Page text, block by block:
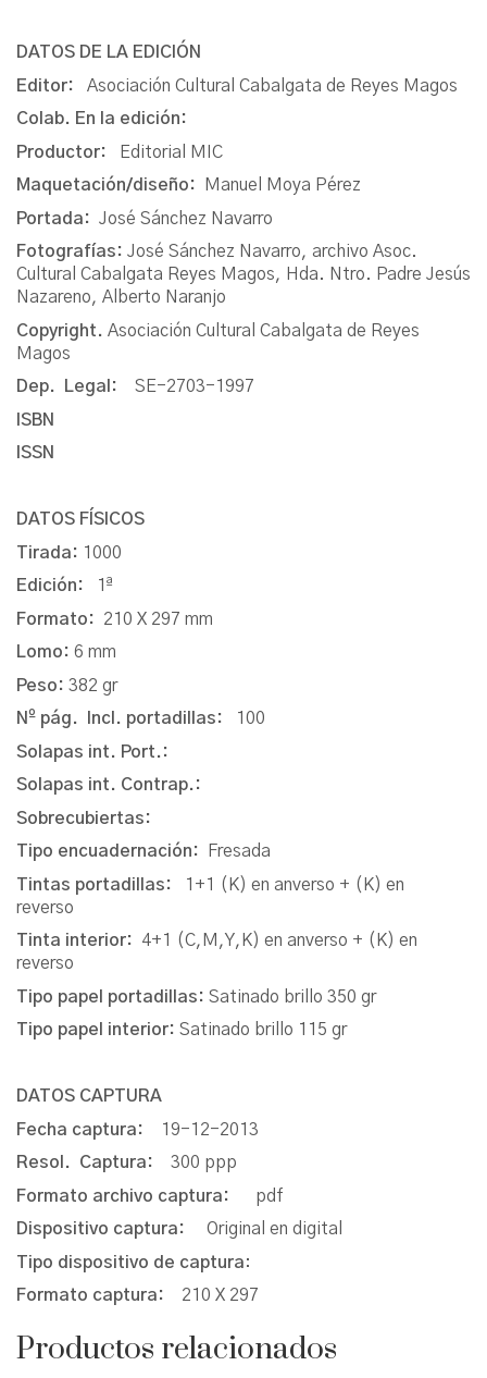
DATOS DE LA EDICIÓN
Editor: Asociación Cultural Cabalgata de Reyes Magos
Colab. En la edición:
Productor:
Editorial MIC
Maquetación/diseño:
Manuel Moya Pérez
Portada: José Sánchez Navarro
Fotografías: José Sánchez Navarro, archivo Asoc.
Cultural Cabalgata Reyes Magos, Hda. Ntro. Padre Jesús
Nazareno, Alberto Naranjo
Copyright. Asociación Cultural Cabalgata de Reyes
Magos
Dep. Legal: SE-2703-1997
ISBN
ISSN
DATOS FÍSICOS
Tirada: 1000
Edición:
1ª
Formato: 210 X 297 mm
Lomo: 6 mm
Peso: 382 gr
Nº pág. Incl. portadillas:
100
Solapas int. Port.:
Solapas int. Contrap.:
Sobrecubiertas:
Tipo encuadernación:
Fresada
Tintas portadillas:
1+1 (K) en anverso + (K) en
reverso
Tinta interior: 4+1 (C,M,Y,K) en anverso + (K) en
reverso
Tipo papel portadillas: Satinado brillo 350 gr
Tipo papel interior: Satinado brillo 115 gr
DATOS CAPTURA
Fecha captura:
19-12-2013
Resol. Captura: 300 ppp
Formato archivo captura: pdf
Dispositivo captura: Original en digital
Tipo dispositivo de captura:
Formato captura: 210 X 297
Productos relacionados